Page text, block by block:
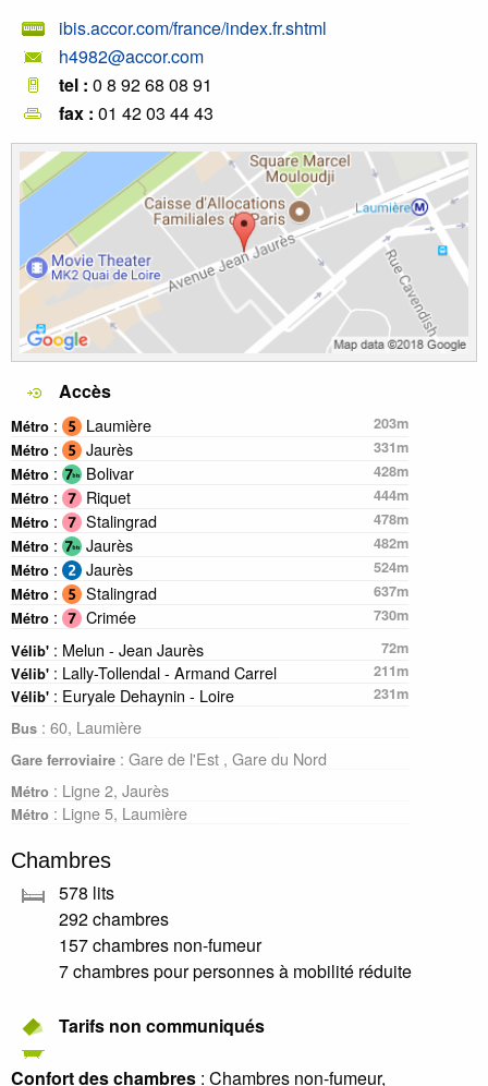
ibis.accor.com/france/index.fr.shtml
h4982@accor.com
tel : 0 8 92 68 08 91
fax : 01 42 03 44 43
Accès
Métro : Laumière
203m
Métro : Jaurès
331m
Métro : Bolivar
428m
Métro : Riquet
444m
Métro : Stalingrad
478m
Métro : Jaurès
482m
Métro : Jaurès
524m
Métro : Stalingrad
637m
Métro : Crimée
730m
Vélib' : Melun - Jean Jaurès
72m
Vélib' : Lally-Tollendal - Armand Carrel
211m
Vélib' : Euryale Dehaynin - Loire
231m
Bus : 60, Laumière
Gare ferroviaire : Gare de l'Est , Gare du Nord
Métro : Ligne 2, Jaurès
Métro : Ligne 5, Laumière
Chambres
578 lits
292 chambres
157 chambres non-fumeur
7 chambres pour personnes à mobilité réduite
Tarifs non communiqués
Confort des chambres : Chambres non-fumeur,